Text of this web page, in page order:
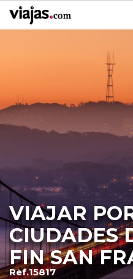
VIAJAR
CIUDADES
FIN SAN
Ref.15817